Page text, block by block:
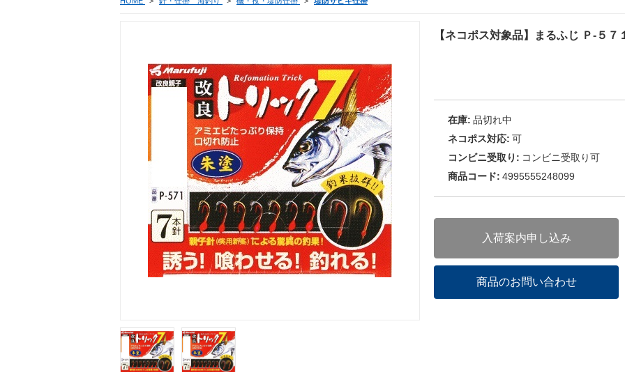
【ネコポス対象品】まるふじ Ｐ-５
在庫: 品切れ中
ネコポス対応: 可
コンビニ受取り: コンビニ受取り可
商品コード: 4995555248099
入荷案内申し込み
商品のお問い合わせ